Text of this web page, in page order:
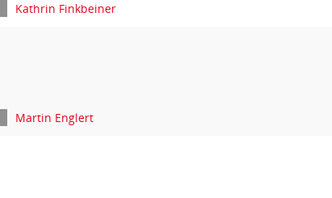
Kathrin Finkbeiner
Martin Englert